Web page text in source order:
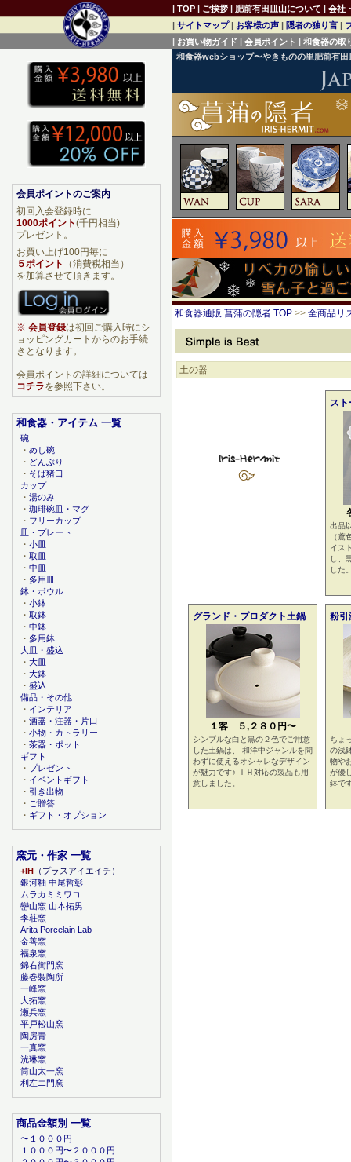
和食器webショップ〜やきものの里肥前有
和食器通販 菖蒲の隠者 TOP >> 全商品リ
土の器
ス
出品
（鳶
イス
し、
した
グランド・プロダクト土鍋
１客 ５,２８０円〜
シンプルな白と黒の２色でご用意
した土鍋は、 和洋中ジャンルを問
わずに使えるオシャレなデザイン
が魅力です♪ ＩＨ対応の製品も用
意しました。
粉引
ちょ
の浅
物や
が優
鉢で
会員ポイントのご案内
初回入会登録時に
1000ポイント(千円相当)
プレゼント。
お買い上げ100円毎に
５ポイント
（消費税相当）
を加算させて頂きます。
※ 会員登録は初回ご購入時にシ
ョッピングカートからのお手続
きとなります。
会員ポイントの詳細については
コチラを参照下さい。
和食器・アイテム 一覧
碗
・ めし碗
・ どんぶり
・ そば猪口
カップ
・ 湯のみ
・ 珈琲碗皿・マグ
・ フリーカップ
皿・プレート
・ 小皿
・ 取皿
・ 中皿
・ 多用皿
鉢・ボウル
・ 小鉢
・ 取鉢
・ 中鉢
・ 多用鉢
大皿・盛込
・ 大皿
・ 大鉢
・ 盛込
備品・その他
・ インテリア
・ 酒器・注器・片口
・ 小物・カトラリー
・ 茶器・ポット
ギフト
・ プレゼント
・ イベントギフト
・ 引き出物
・ ご贈答
・ ギフト・オプション
窯元・作家 一覧
+IH （プラスアイエイチ）
銀河釉 中尾哲彰
ムラカミミワコ
巒山窯 山本拓男
李荘窯
Arita Porcelain Lab
金善窯
福泉窯
錦右衛門窯
藤巻製陶所
一峰窯
大拓窯
瀬兵窯
平戸松山窯
陶房青
一真窯
洸琳窯
筒山太一窯
利左エ門窯
商品金額別 一覧
〜１０００円
１０００円〜２０００円
| TOP | ご挨拶 | 肥前有田皿山について | 会社
| サイトマップ| お客様の声 | 隠者の独り言 |
| お買い物ガイド | 会員ポイント | 和食器の取